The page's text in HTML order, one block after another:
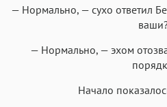
— Нормально, — сухо ответил
— Нормально, — эхом
Начало